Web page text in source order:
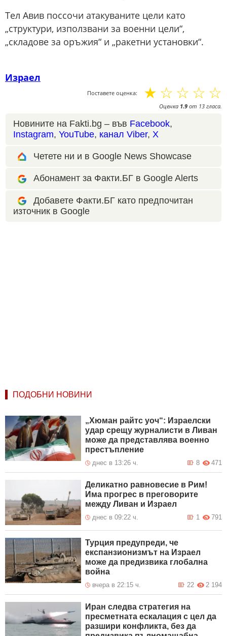
Тел Авив поссочи атакуваните цели като
„структури, използвани за военни цели“,
„складове за оръжия“ и „ракетни установки“.
Израел
Поставете оценка: ☆
☆
☆
☆
☆
Оценка 1.9 от 13 гласа.
Новините на Fakti.bg – във Facebook,
Instagram, YouTube, канал Viber, X
Четете ни и в Google News Showcase
Абонамент за Факти.БГ в Google Alerts
Добавете Факти.БГ като предпочитан
източник в Google
ПОДОБНИ НОВИНИ
„Хюман райтс уоч“: Израелски
удар срещу журналисти в Ливан
може да представлява военно
престъпление
днес в 13:26 ч. 471
8
Деликатно равновесие в Рим!
Има прогрес в преговорите
между Ливан и Израел
днес в 09:22 ч. 791
1
Турция предупреди, че
експанзионизмът на Израел
може да предизвика глобална
война
вчера в 22:15 ч. 2 194
22
Иран следва стратегия на
пресметната ескалация с цел да
разшири конфликта, без да